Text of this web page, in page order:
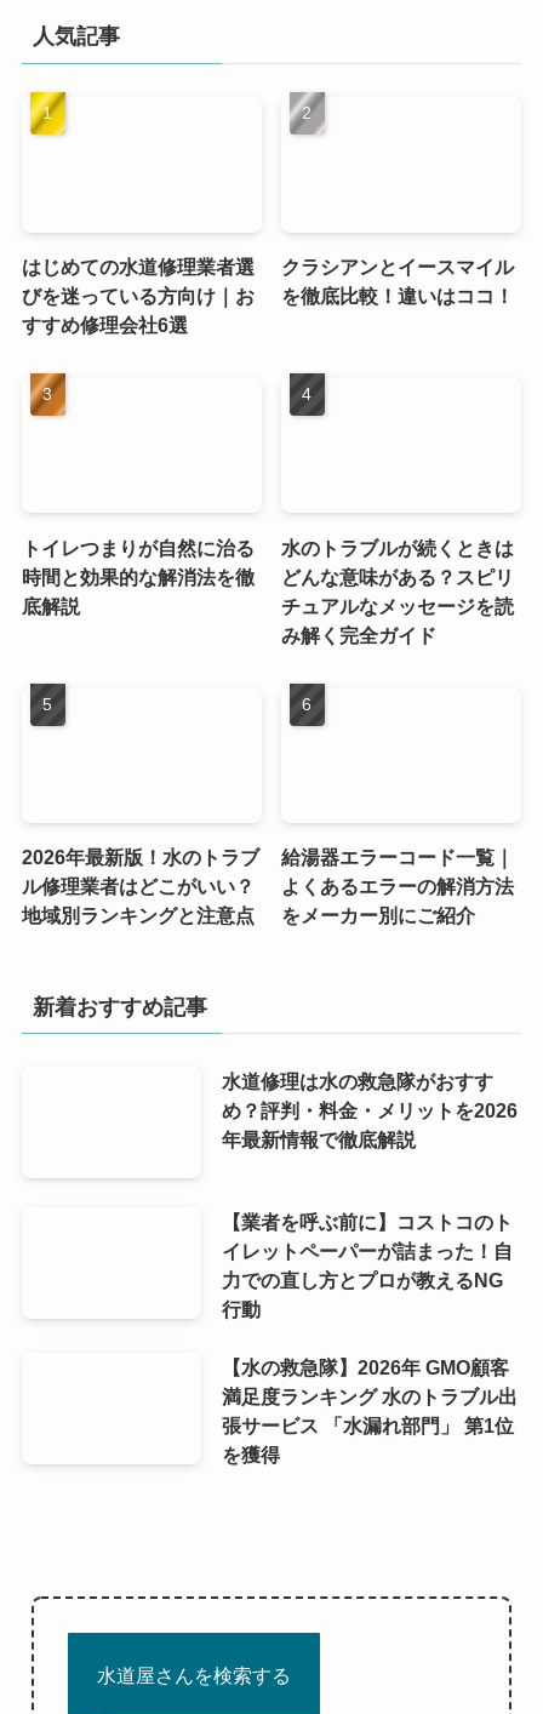
人気記事
はじめての水道修理業者選
びを迷っている方向け｜お
すすめ修理会社6選
クラシアンとイースマイル
を徹底比較！違いはココ！
トイレつまりが自然に治る
時間と効果的な解消法を徹
底解説
水のトラブルが続くときは
どんな意味がある？スピリ
チュアルなメッセージを読
み解く完全ガイド
2026年最新版！水のトラブ
ル修理業者はどこがいい？
地域別ランキングと注意点
給湯器エラーコード一覧｜
よくあるエラーの解消方法
をメーカー別にご紹介
新着おすすめ記事
水道修理は水の救急隊がおすす
め？評判・料金・メリットを2026
年最新情報で徹底解説
【業者を呼ぶ前に】コストコのト
イレットペーパーが詰まった！自
力での直し方とプロが教えるNG
行動
【水の救急隊】2026年 GMO顧客
満足度ランキング 水のトラブル出
張サービス 「水漏れ部門」 第1位
を獲得
水道屋さんを検索する